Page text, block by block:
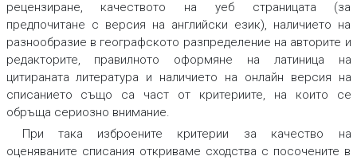
рецензиране, качеството на уеб страницата (за
предпочитане с версия на английски език), наличието на
разнообразие в географското разпределение на авторите и
редакторите, правилното оформяне на латиница на
цитираната литература и наличието на онлайн версия на
списанието също са част от критериите, на които се
обръща сериозно внимание.
При така изброените критерии за качество на
оценяваните списания откриваме сходства с посочените в